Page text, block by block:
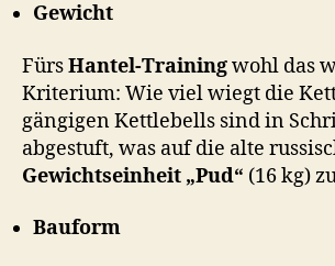
Gewicht
FürsHantel-Trainingwohl das
Kriterium: Wie viel wiegt die
gängigen Kettlebells sind in
abgestuft, was auf die alte
Gewichtseinheit „Pud“ (16 kg)
Bauform